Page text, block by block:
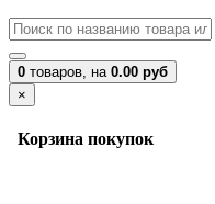
0 товаров, на 0.00 руб
×
Корзина покупок